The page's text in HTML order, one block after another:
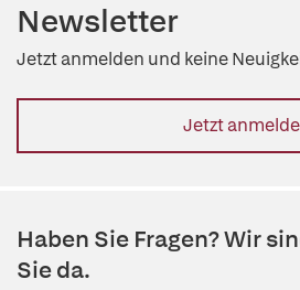
Newsletter
Jetzt anmelden und keine
Jetzt
Haben Sie Fragen? Wir
Sie da.